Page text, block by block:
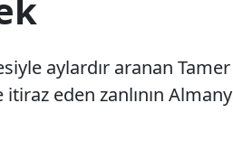
aylardır aranan
itiraz eden zanlının